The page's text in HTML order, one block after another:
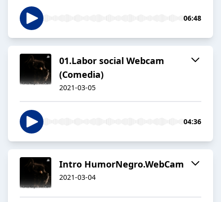
06:48
01.Labor social Webcam
(Comedia)
2021-03-05
04:36
Intro HumorNegro.WebCam
2021-03-04